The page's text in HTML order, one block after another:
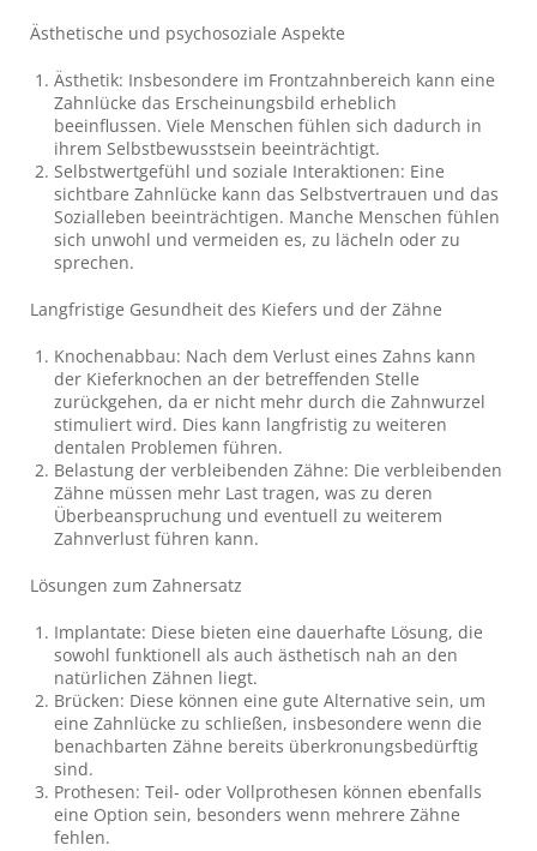
Ästhetische und psychosoziale Aspekte
Ästhetik: Insbesondere im Frontzahnbereich kann eine
Zahnlücke das Erscheinungsbild erheblich
beeinflussen. Viele Menschen fühlen sich dadurch in
ihrem Selbstbewusstsein beeinträchtigt.
Selbstwertgefühl und soziale Interaktionen: Eine
sichtbare Zahnlücke kann das Selbstvertrauen und das
Sozialleben beeinträchtigen. Manche Menschen fühlen
sich unwohl und vermeiden es, zu lächeln oder zu
sprechen.
Langfristige Gesundheit des Kiefers und der Zähne
Knochenabbau: Nach dem Verlust eines Zahns kann
der Kieferknochen an der betreffenden Stelle
zurückgehen, da er nicht mehr durch die Zahnwurzel
stimuliert wird. Dies kann langfristig zu weiteren
dentalen Problemen führen.
Belastung der verbleibenden Zähne: Die verbleibenden
Zähne müssen mehr Last tragen, was zu deren
Überbeanspruchung und eventuell zu weiterem
Zahnverlust führen kann.
Lösungen zum Zahnersatz
Implantate: Diese bieten eine dauerhafte Lösung, die
sowohl funktionell als auch ästhetisch nah an den
natürlichen Zähnen liegt.
Brücken: Diese können eine gute Alternative sein, um
eine Zahnlücke zu schließen, insbesondere wenn die
benachbarten Zähne bereits überkronungsbedürftig
sind.
Prothesen: Teil- oder Vollprothesen können ebenfalls
eine Option sein, besonders wenn mehrere Zähne
fehlen.